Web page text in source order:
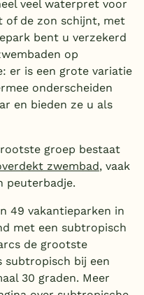
veel waterpret voor
of de zon schijnt, met
bent u verzekerd
op
er is een grote variatie
onderscheiden
en bieden ze u als
groep bestaat
zwembad, vaak
peuterbadje.
49 vakantieparken in
met een subtropisch
de grootste
subtropisch bij een
30 graden. Meer